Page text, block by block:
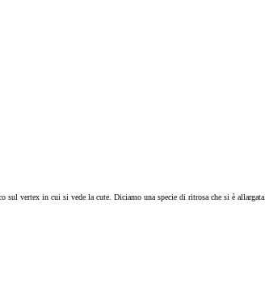
sul vertex in cui si vede la cute. Diciamo una specie di ritrosa che si è allargata.